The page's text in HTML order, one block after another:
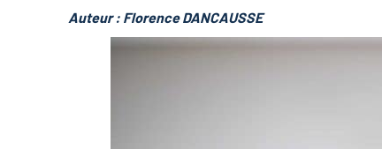
Auteur : Florence DANCAUSSE